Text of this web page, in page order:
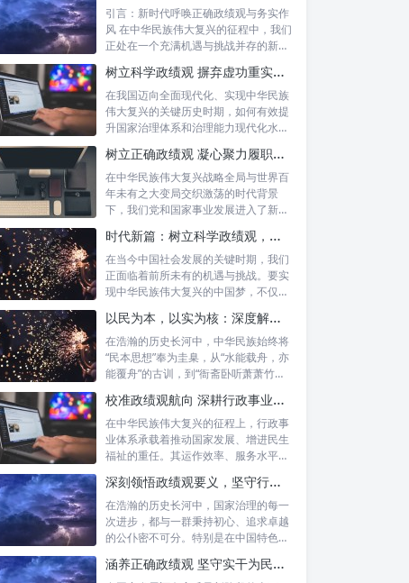
引言：新时代呼唤正确政绩观与务实作
风 在中华民族伟大复兴的征程中，我们
正处在一个充满机遇与挑战并存的新时
树立科学政绩观 摒弃虚功重实绩：迈向高质量发展的必由之路
在我国迈向全面现代化、实现中华民族
伟大复兴的关键历史时期，如何有效提
升国家治理体系和治理能力现代化水
树立正确政绩观 凝心聚力履职尽责：新时代干事创业的根本遵循
在中华民族伟大复兴战略全局与世界百
年未有之大变局交织激荡的时代背景
下，我们党和国家事业发展进入了新的
时代新篇：树立科学政绩观，摒弃虚功重实绩，迈向高质量发展
在当今中国社会发展的关键时期，我们
正面临着前所未有的机遇与挑战。要实
现中华民族伟大复兴的中国梦，不仅需
以民为本，以实为核：深度解析坚守为民初心与正确政绩观念的融合路径
在浩瀚的历史长河中，中华民族始终将
“民本思想”奉为圭臬，从“水能载舟，亦
能覆舟”的古训，到“衙斋卧听萧萧竹，
校准政绩观航向 深耕行政事业本职：新时代高质量发展的核心密码
在中华民族伟大复兴的征程上，行政事
业体系承载着推动国家发展、增进民生
福祉的重任。其运作效率、服务水平乃
深刻领悟政绩观要义，坚守行政事业初心：新时代公仆的使命与担当
在浩瀚的历史长河中，国家治理的每一
次进步，都与一群秉持初心、追求卓越
的公仆密不可分。特别是在中国特色社
涵养正确政绩观 坚守实干为民情怀：新时代干部成长的双重基石